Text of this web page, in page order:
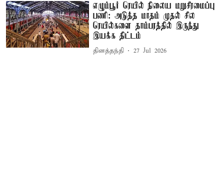
எழும்பூர் ரெயில் நிலைய மறுசீரமைப்பு
பணி: அடுத்த மாதம் முதல் சில
ரெயில்களை தாம்பரத்தில் இருந்து
இயக்க திட்டம்
தினத்தந்தி 27 Jul 2026